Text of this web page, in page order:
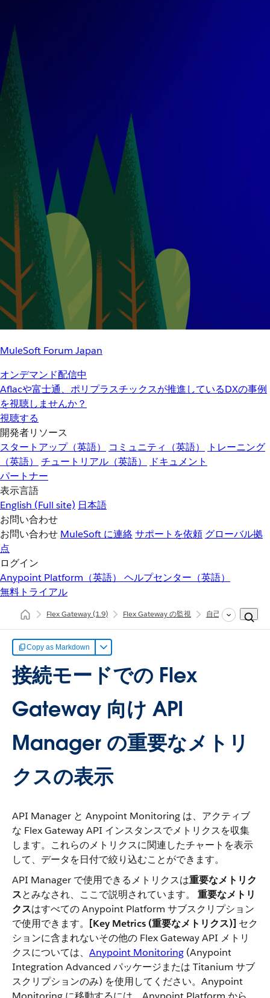
MuleSoft Forum Japan
オンデマンド配信中
Aflacや富士通、ポリプラスチックスが推進しているDXの事例
を視聴しませんか？
視聴する
開発者リソース
スタートアップ（英語）
コミュニティ（英語）
トレーニング
（英語）
チュートリアル（英語）
ドキュメント
パートナー
表示言語
English (Full site) 日本語
お問い合わせ
お問い合わせ MuleSoft に連絡サポートを依頼 グローバル拠
点
ログイン
Anypoint Platform（英語） ヘルプセンター（英語）
無料トライアル
Flex Gateway(1.9) Flex Gateway の監視 自己管理接続モー
Copy as Markdown
接続モードでの Flex
Gateway 向け API
Manager の重要なメトリ
クスの表示
API Manager と Anypoint Monitoring は、アクティブ
な Flex Gateway API インスタンスでメトリクスを収集
します。これらのメトリクスに関連したチャートを表示
して、データを日付で絞り込むことができます。
API Manager で使用できるメトリクスは​重要なメトリク
ス​とみなされ、ここで説明されています。 重要なメトリ
クス​はすべての Anypoint Platform サブスクリプション
で使用できます。​
[Key Metrics (重要なメトリクス)] ​ セク
ションに含まれないその他の Flex Gateway API メトリ
クスについては、​ Anypoint Monitoring ​ (Anypoint
Integration Advanced パッケージまたは Titanium サブ
スクリプションのみ) を使用してください。Anypoint